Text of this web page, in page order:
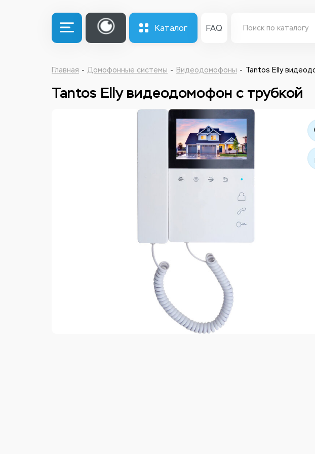
Каталог FAQ
Главная Домофонные системы Видеодомофоны Tantos Elly
Tantos Elly видеодомофон с трубкой